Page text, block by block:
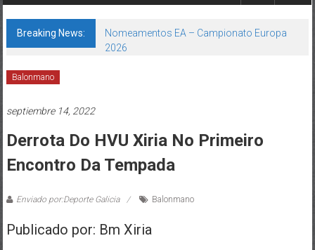
Breaking News:
Nomeamentos EA – Campionato Europa
2026
Balonmano
septiembre 14, 2022
Derrota Do HVU Xiria No Primeiro
Encontro Da Tempada
Enviado por:Deporte Galicia Balonmano
Publicado por: Bm Xiria